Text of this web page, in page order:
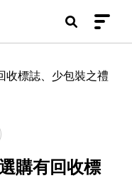
收標誌、少包裝之禮
購有回收標